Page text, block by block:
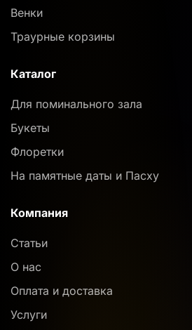
Венки
Траурные корзины
Каталог
Для поминального зала
Букеты
Флоретки
На памятные даты и Пасху
Компания
Статьи
О нас
Оплата и доставка
Услуги